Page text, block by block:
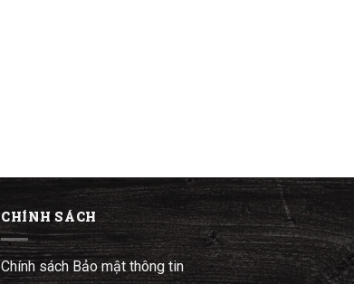
CHÍNH SÁCH
Chính sách Bảo mật thông tin